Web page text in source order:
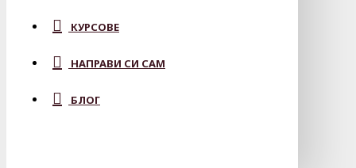
КУРСОВЕ
НАПРАВИ СИ САМ
БЛОГ